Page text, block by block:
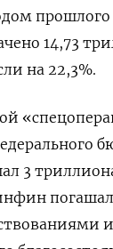
прошлого
14,73
на 22,3%.
3
погашал